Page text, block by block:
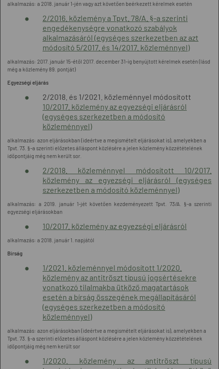
alkalmazás: a 2018. január 1-jén vagy azt követően beérkezett kérelmek esetén
2/2016. közlemény a Tpvt. 78/A. §-a szerinti
engedékenységre vonatkozó szabályok
alkalmazásáról (egységes szerkezetben az azt
módosító 5/2017. és 14/2017. közleménnyel)
alkalmazás: 2017. január 15-étől 2017. december 31-ig benyújtott kérelmek esetén (lásd
még a közlemény 89. pontját)
Egyezségi eljárás
2/2018. és 1/2021. közleménnyel módosított
10/2017. közlemény az egyezségi eljárásról
(egységes szerkezetben a módosító
közleménnyel)
alkalmazás: azon eljárásokban (ideértve a megismételt eljárásokat is), amelyekben a
Tpvt. 73. §-a szerinti előzetes álláspont közlésére a jelen közlemény közzétételének
időpontjáig még nem került sor.
2/2018. közleménnyel módosított 10/2017.
közlemény az egyezségi eljárásról (egységes
szerkezetben a módosító közleménnyel)
alkalmazás: a 2019. január 1-jét követően kezdeményezett Tpvt. 73/A. §-a szerinti
egyezségi eljárásokban
10/2017. közlemény az egyezségi eljárásról
alkalmazás: a 2018. január 1. napjától
Bírság
1/2021. közleménnyel módosított 1/2020.
közlemény az antitröszt típusú jogsértésekre
vonatkozó tilalmakba ütköző magatartások
esetén a bírság összegének megállapításáról
(egységes szerkezetben a módosító
közleménnyel)
alkalmazás: azon eljárásokban (ideértve a megismételt eljárásokat is), amelyekben a
Tpvt. 73. §-a szerinti előzetes álláspont közlésére a jelen közlemény közzétételének
időpontjáig még nem került sor
1/2020. közlemény az antitröszt típusú